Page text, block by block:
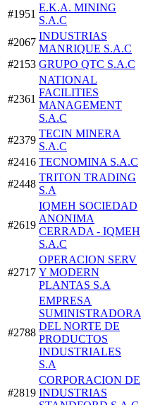
#1951
E.K.A. MINING
S.A.C
#2067
INDUSTRIAS
MANRIQUE S.A.C
#2153 GRUPO QTC S.A.C
#2361
NATIONAL
FACILITIES
MANAGEMENT
S.A.C
#2379
TECIN MINERA
S.A.C
#2416 TECNOMINA S.A.C
#2448
TRITON TRADING
S.A
#2619
IQMEH SOCIEDAD
ANONIMA
CERRADA - IQMEH
S.A.C
#2717
OPERACION SERV
Y MODERN
PLANTAS S.A
#2788
EMPRESA
SUMINISTRADORA
DEL NORTE DE
PRODUCTOS
INDUSTRIALES
S.A
#2819
CORPORACION DE
INDUSTRIAS